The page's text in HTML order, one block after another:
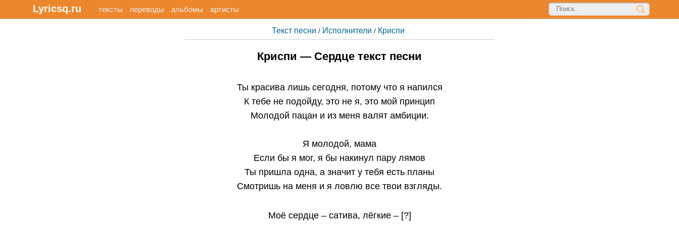
Lyricsq.ru тексты переводы альбомы артисты
Текст песни / Исполнители / Криспи
Криспи — Сердце текст песни
Ты красива лишь сегодня, потому что я напился
К тебе не подойду, это не я, это мой принцип
Молодой пацан и из меня валят амбиции.
Я молодой, мама
Если бы я мог, я бы накинул пару лямов
Ты пришла одна, а значит у тебя есть планы
Смотришь на меня и я ловлю все твои взгляды.
Моё сердце – сатива, лёгкие – [?]